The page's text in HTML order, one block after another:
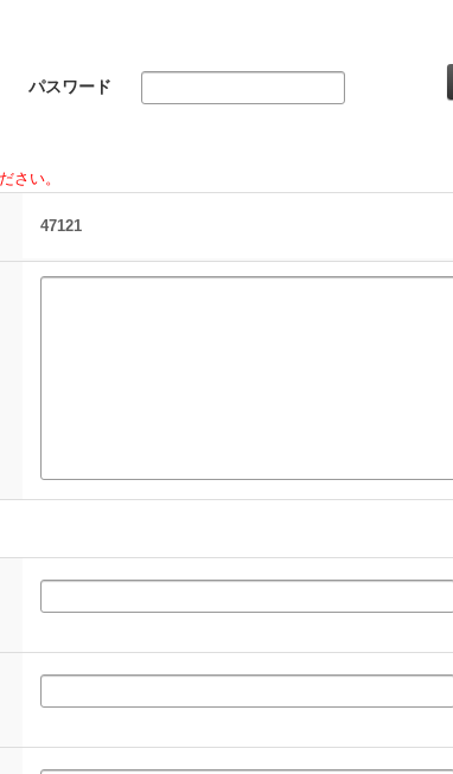
パスワード
さい。
47121